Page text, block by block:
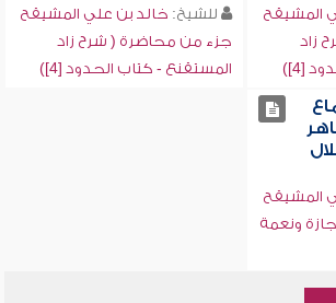
المشيقح
زاد
[4])
للشيخ: خالد بن علي المشيقح
جزء من محاضرة ( شرح زاد
المستقنع - كتاب الحدود [4])
المشيقح
ونعمة